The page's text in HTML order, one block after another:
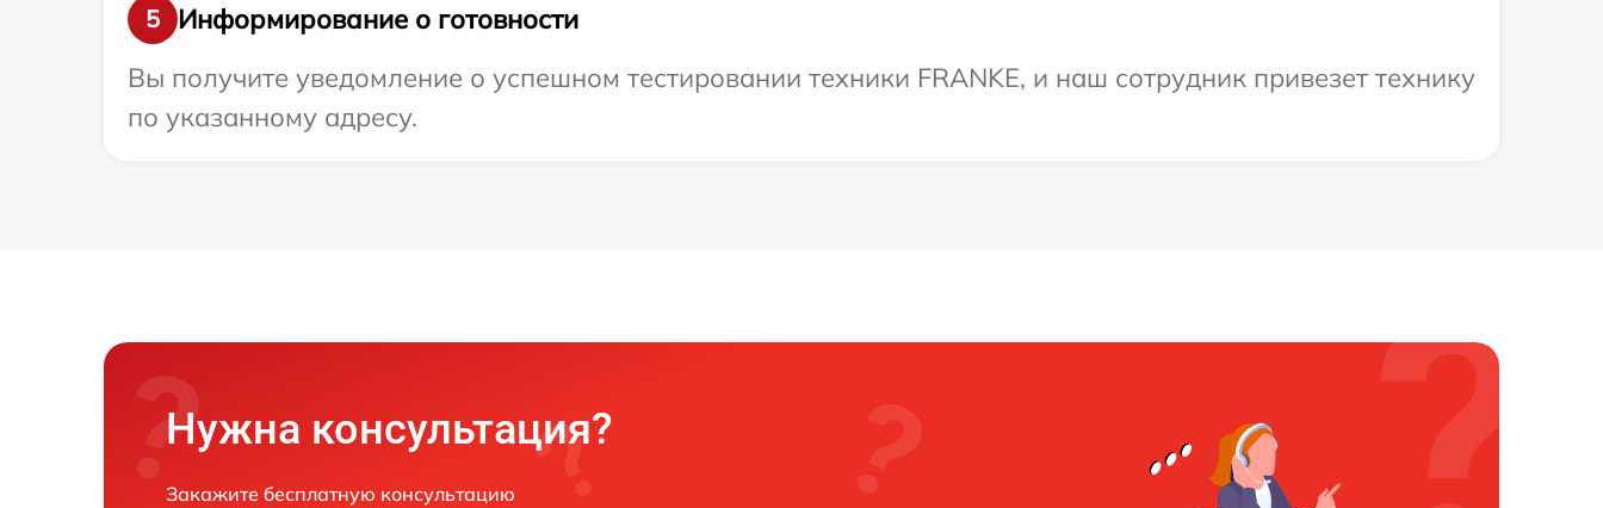
5
Информирование о готовности
Вы получите уведомление о успешном тестировании техники FRANKE, и наш сотрудник привезет технику
по указанному адресу.
Нужна консультация?
Закажите бесплатную консультацию